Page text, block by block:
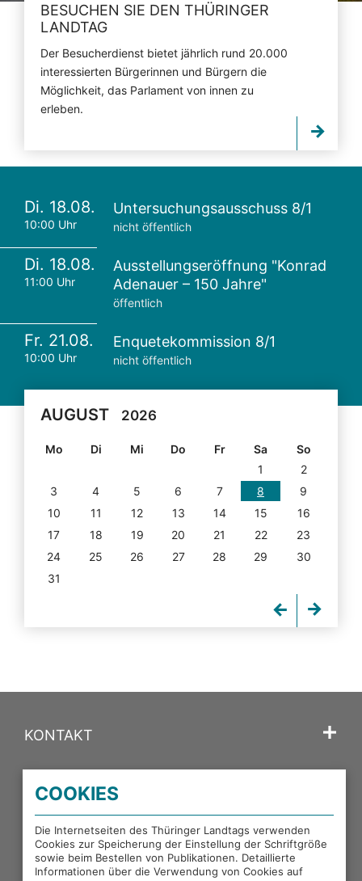
BESUCHEN SIE DEN THÜRINGER
LANDTAG
Der Besucherdienst bietet jährlich rund 20.000
interessierten Bürgerinnen und Bürgern die
Möglichkeit, das Parlament von innen zu
erleben.
Di. 18.08.
10:00 Uhr
Untersuchungsausschuss 8/1
nicht öffentlich
Di. 18.08.
11:00 Uhr
Ausstellungseröffnung "Konrad
Adenauer – 150 Jahre"
öffentlich
Fr. 21.08.
10:00 Uhr
Enquetekommission 8/1
nicht öffentlich
AUGUST 2026
Mo Di Mi Do Fr Sa
So
1
2
3
4 5 6 7 8
9
10
11 12 13 14 15
16
17
18 19 20 21 22
23
24
25 26 27 28 29
30
31
KONTAKT
PORTALE DES THÜRINGER LANDTAGS
EXTERNE LINKS
COOKIES
Die Internetseiten des Thüringer Landtags verwenden
Cookies zur Speicherung der Einstellung der Schriftgröße
sowie beim Bestellen von Publikationen. Detaillierte
Informationen über die Verwendung von Cookies auf